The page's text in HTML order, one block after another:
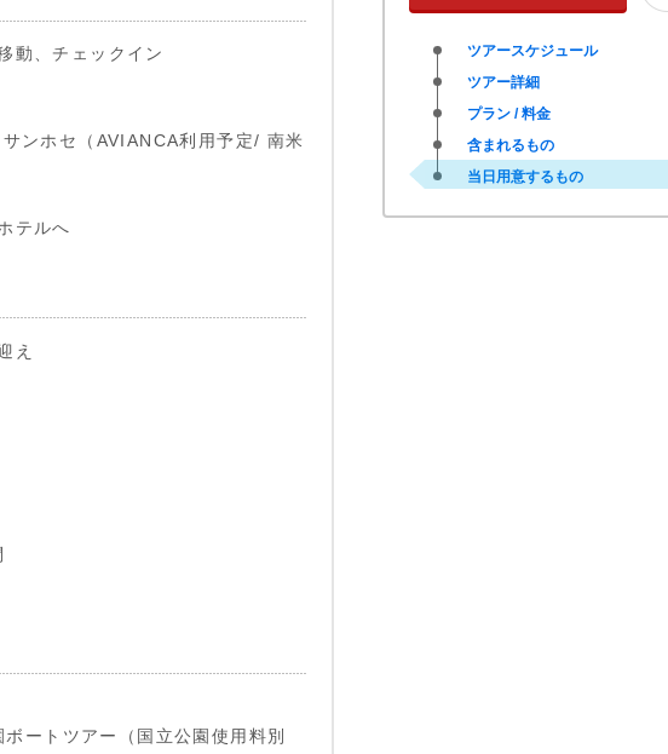
動、チェックイン
ンホセ（AVIANCA利用予定/ 南米
テルへ
え
ートツアー（国立公園使用料別
ツアースケジュール
ツアー詳細
プラン / 料金
含まれるもの
当日用意するもの